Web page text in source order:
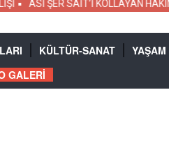
ASİ ŞER SAİT’İ KOLLAYAN HAKİME
KÜLTÜR-SANAT YAŞAM
GALERİ